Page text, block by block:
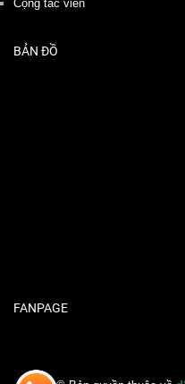
Cộng tác viên
BẢN ĐỒ
FANPAGE